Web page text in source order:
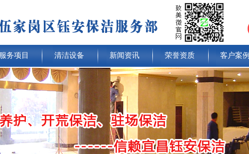
服务项目 清洁设备 新闻资讯 荣誉资质 客户案例